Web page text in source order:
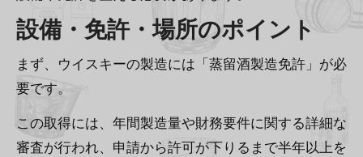
設備・免許・場所のポイント
まず、ウイスキーの製造には「蒸留酒製造免許」が必
要です。
この取得には、年間製造量や財務要件に関する詳細な
審査が行われ、申請から許可が下りるまで半年以上を